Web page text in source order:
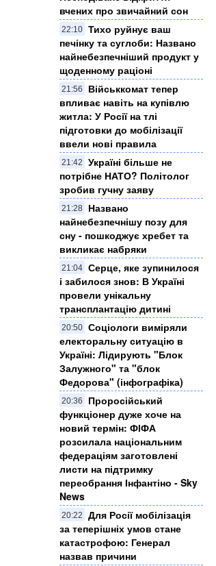
вчених про звичайний сон
22:10 Тихо руйнує ваш
печінку та суглоби: Названо
найнебезпечніший продукт у
щоденному раціоні
21:56
Військкомат тепер
впливає навіть на купівлю
житла: У Росії на тлі
підготовки до мобілізації
ввели нові правила
21:42
Україні більше не
потрібне НАТО? Політолог
зробив гучну заяву
21:28
Названо
найнебезпечнішу позу для
сну - пошкоджує хребет та
викликає набряки
21:04 Серце, яке зупинилося
і забилося знов: В Україні
провели унікальну
трансплантацію дитині
20:50 Соціологи виміряли
електоральну ситуацію в
Україні: ​Лідирують "Блок
Залужного" та "блок
Федорова" (інфографіка)
20:36
Проросійський
функціонер дуже хоче на
новий термін: ФІФА
розсилала національним
федераціям заготовлені
листи на підтримку
переобрання Інфантіно - Sky
News
20:22
Для Росії мобілізація
за теперішніх умов стане
катастрофою: Генерал
назвав причини